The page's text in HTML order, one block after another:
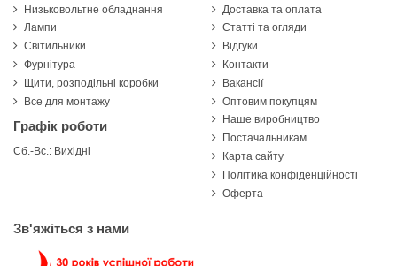
Низьковольтне обладнання
Лампи
Світильники
Фурнітура
Щити, розподільні коробки
Все для монтажу
Графік роботи
Сб.-Вс.: Вихідні
Доставка та оплата
Статті та огляди
Відгуки
Контакти
Вакансії
Оптовим покупцям
Наше виробництво
Постачальникам
Карта сайту
Політика конфіденційності
Оферта
Зв'яжіться з нами